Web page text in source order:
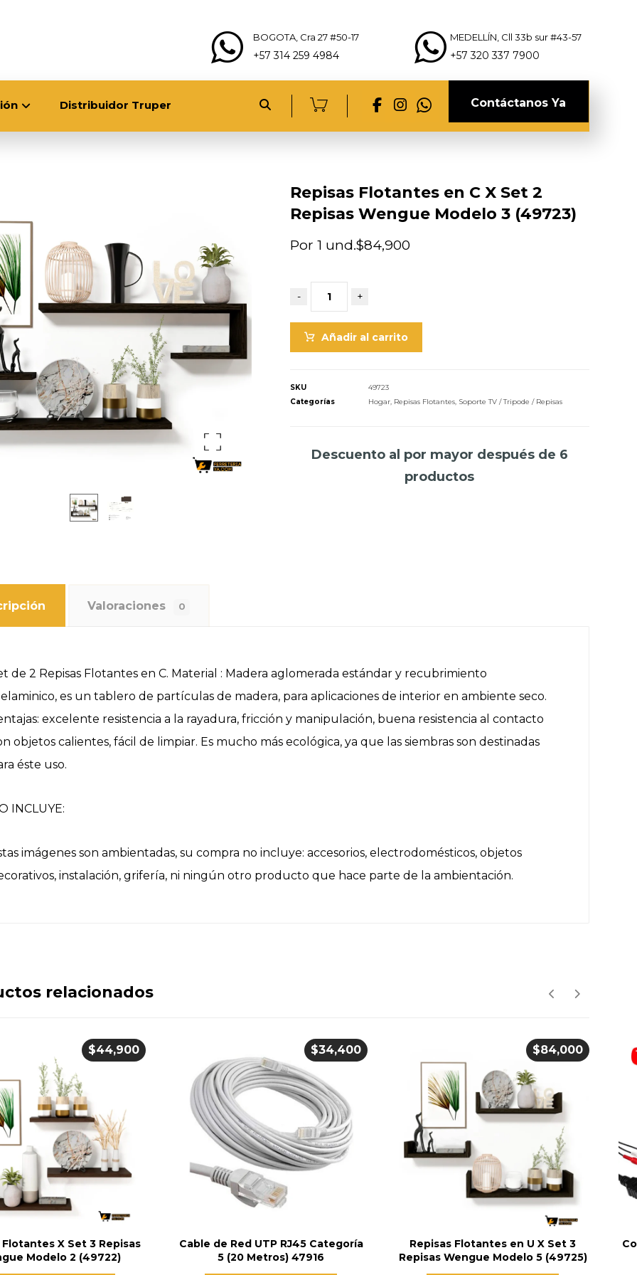
MEDELLÍN, Cll 33b sur #43-57
+57 320 337 7900
BOGOTA, Cra 27 #50-17
+57 314 259 4984
Distribuidor Truper Contáctanos Ya
Ampliar la imagen
Repisas Flotantes en C X Set 2
Repisas Wengue Modelo 3 (49723)
$84,900
Por 1 und.
- +
Añadir al carrito
SKU
49723
Categorías
Hogar, Repisas Flotantes, Soporte TV / Tripode / Repisas
Descuento al por mayor después de 6
productos
Valoraciones 0
de 2 Repisas Flotantes en C. Material : Madera aglomerada estándar y recubrimiento
es un tablero de partículas de madera, para aplicaciones de interior en ambiente seco.
excelente resistencia a la rayadura, fricción y manipulación, buena resistencia al contacto
objetos calientes, fácil de limpiar. Es mucho más ecológica, ya que las siembras son destinadas
éste uso.
INCLUYE:
imágenes son ambientadas, su compra no incluye: accesorios, electrodomésticos, objetos
instalación, grifería, ni ningún otro producto que hace parte de la ambientación.
relacionados
Flotantes X Set 3 Repisas
Modelo 2 (49722)
$44,900
Cable de Red UTP RJ45 Categoría
5 (20 Metros) 47916
$34,400
Repisas Flotantes en U X Set 3
Repisas Wengue Modelo 5 (49725)
$84,000